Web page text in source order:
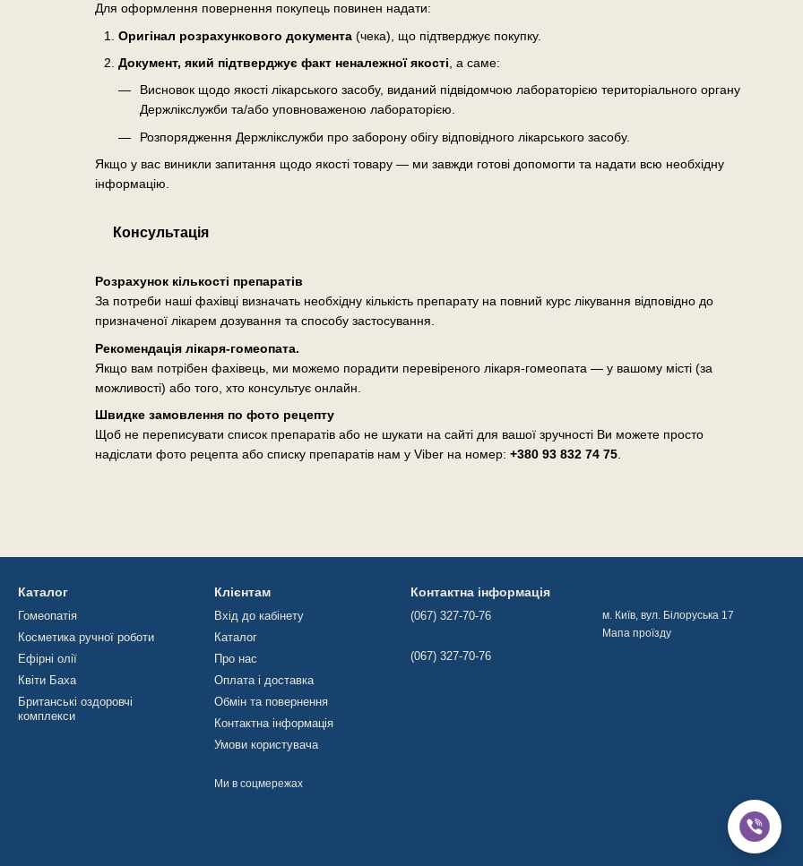
Для оформлення повернення покупець повинен надати:
Оригінал розрахункового документа(чека), що підтверджує покупку.
Документ, який підтверджує факт неналежної якості , а саме:
Висновок щодо якості лікарського засобу, виданий підвідомчою лабораторією територіального органу
Держлікслужби та/або уповноваженою лабораторією.
Розпорядження Держлікслужби про заборону обігу відповідного лікарського засобу.
Якщо у вас виникли запитання щодо якості товару — ми завжди готові допомогти та надати всю необхідну
інформацію.
Консультація
Розрахунок кількості препаратів
За потреби наші фахівці визначать необхідну кількість препарату на повний курс лікування відповідно до
призначеної лікарем дозування та способу застосування.
Рекомендація лікаря-гомеопата.
Якщо вам потрібен фахівець, ми можемо порадити перевіреного лікаря-гомеопата — у вашому місті (за
можливості) або того, хто консультує онлайн.
Швидке замовлення по фото рецепту
Щоб не переписувати список препаратів або не шукати на сайті для вашої зручності Ви можете просто
надіслати фото рецепта або списку препаратів нам у Viber на номер: +380 93 832 74 75.
Каталог
Гомеопатія
Косметика ручної роботи
Ефірні олії
Квіти Баха
Британські оздоровчі
комплекси
Клієнтам
Вхід до кабінету
Каталог
Про нас
Оплата і доставка
Обмін та повернення
Контактна інформація
Умови користувача
Ми в соцмережах
Контактна інформація
(067) 327-70-76
(067) 327-70-76
м. Київ, вул. Білоруська 17
Мапа проїзду